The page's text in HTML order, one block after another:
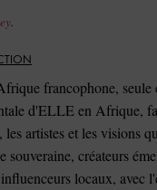
.
francophone, seule
d'ELLE en Afrique,
les artistes et les visions
souveraine, créateurs
locaux, avec